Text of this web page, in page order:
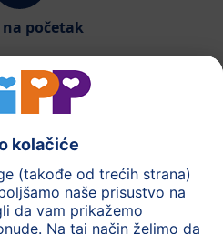
početak
HiPP Hrana za bebe
HiPP tokom trudnoće